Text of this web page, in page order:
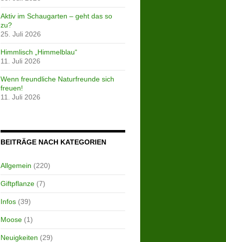
Aktiv im Schaugarten – geht das so
zu?
25. Juli 2026
Himmlisch „Himmelblau“
11. Juli 2026
Wenn freundliche Naturfreunde sich
freuen!
11. Juli 2026
BEITRÄGE NACH KATEGORIEN
Allgemein (220)
Giftpflanze(7)
Infos(39)
Moose(1)
Neuigkeiten (29)